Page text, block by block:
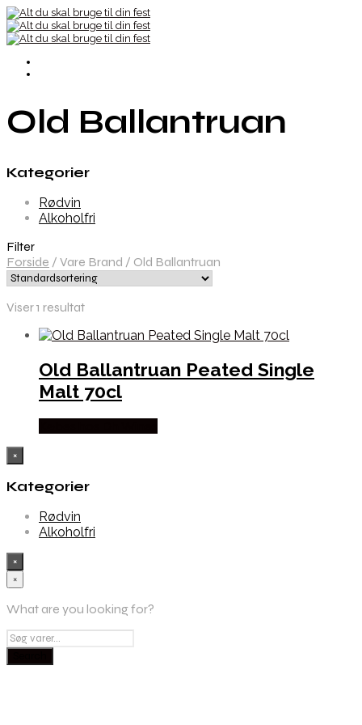
Old Ballantruan
Kategorier
Rødvin
Alkoholfri
Filter
Forside / Vare Brand / Old Ballantruan
Viser 1 resultat
Old Ballantruan Peated Single
Malt 70cl
×
Kategorier
Rødvin
Alkoholfri
×
×
What are you looking for?